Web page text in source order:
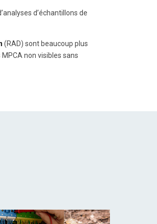
d’échantillons de
(RAD) sont beaucoup plus
non visibles sans